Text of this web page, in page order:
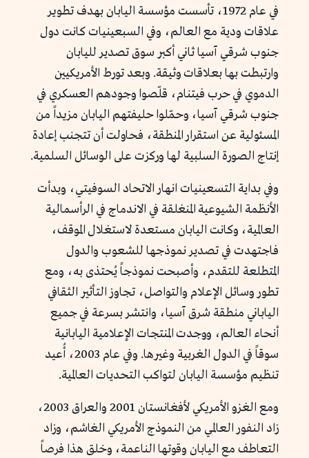
في عام 1972، تأسست مؤسسة اليابان بهدف تطوير
علاقات ودية مع العالم، وفي السبعينيات كانت دول
جنوب شرقي آسيا ثاني أكبر سوق تصدير لليابان
وارتبطت بها بعلاقات وثيقة. وبعد تورط الأمريكيين
الدموي في حرب فيتنام، قلّصوا وجودهم العسكري في
جنوب شرقي آسيا، وحمّلوا حليفتهم اليابان مزيداً من
المسئولية عن استقرار المنطقة، فحاولت أن تتجنب إعادة
إنتاج الصورة السلبية لها وركزت على الوسائل السلمية.
وفي بداية التسعينيات انهار الاتحاد السوفيتي، وبدأت
الأنظمة الشيوعية المنغلقة في الاندماج في الرأسمالية
العالمية، وكانت اليابان مستعدة لاستغلال الموقف،
فاجتهدت في تصدير نموذجها للشعوب والدول
المتطلعة للتقدم، وأصبحت نموذجاً يُحتذى به، ومع
تطور وسائل الإعلام والتواصل، تجاوز التأثير الثقافي
الياباني منطقة شرق آسيا، وانتشر بسرعة في جميع
أنحاء العالم، ووجدت المنتجات الإعلامية اليابانية
سوقاً في الدول الغربية وغيرها. وفي عام 2003، أُعيد
تنظيم مؤسسة اليابان لتواكب التحديات العالمية.
ومع الغزو الأمريكي لأفغانستان 2001 والعراق 2003،
زاد النفور العالمي من النموذج الأمريكي الغاشم، وزاد
التعاطف مع اليابان وقوتها الناعمة، وخلق هذا فرصاً